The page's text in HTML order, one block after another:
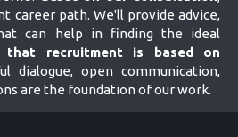
career path. We'll provide advice,
can help in finding the ideal
that recruitment is based on
dialogue, open communication,
are the foundation of our work.